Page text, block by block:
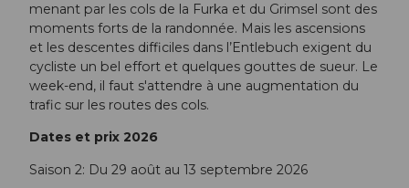
menant par les cols de la Furka et du Grimsel sont des
moments forts de la randonnée. Mais les ascensions
et les descentes difficiles dans l’Entlebuch exigent du
cycliste un bel effort et quelques gouttes de sueur. Le
week-end, il faut s'attendre à une augmentation du
trafic sur les routes des cols.
Dates et prix 2026
Saison 2: Du 29 août au 13 septembre 2026